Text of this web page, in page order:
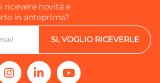
ricevere novità e
in anteprima?
SI, VOGLIO RICEVERLE